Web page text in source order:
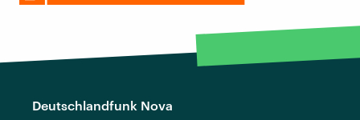
Deutschlandfunk Nova